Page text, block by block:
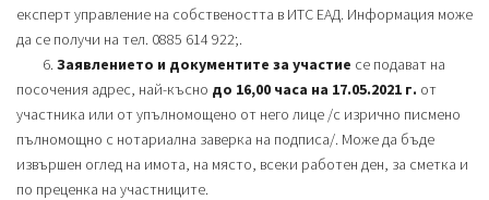
експерт управление на собствеността в ИТС ЕАД. Информация може
да се получи на тел. 0885 614 922;.
6. Заявлението и документите за участие се подават на
посочения адрес, най-късно до 16,00 часа на 17.05.2021 г. от
участника или от упълномощено от него лице /с изрично писмено
пълномощно с нотариална заверка на подписа/. Може да бъде
извършен оглед на имота, на място, всеки работен ден, за сметка и
по преценка на участниците.